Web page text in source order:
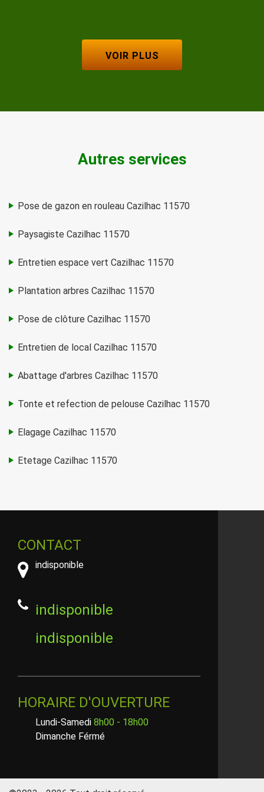
VOIR PLUS
Autres services
Pose de gazon en rouleau Cazilhac 11570
Paysagiste Cazilhac 11570
Entretien espace vert Cazilhac 11570
Plantation arbres Cazilhac 11570
Pose de clôture Cazilhac 11570
Entretien de local Cazilhac 11570
Abattage d'arbres Cazilhac 11570
Tonte et refection de pelouse Cazilhac 11570
Elagage Cazilhac 11570
Etetage Cazilhac 11570
CONTACT
indisponible
indisponible
indisponible
HORAIRE D'OUVERTURE
Lundi-Samedi 8h00 - 18h00
Dimanche Férmé